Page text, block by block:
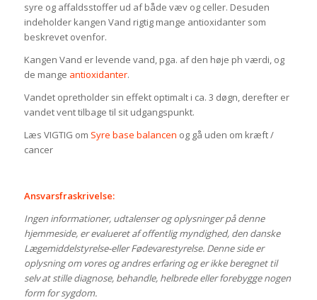
syre og affaldsstoffer ud af både væv og celler. Desuden
indeholder kangen Vand rigtig mange antioxidanter som
beskrevet ovenfor.
Kangen Vand er levende vand, pga. af den høje ph værdi, og
de mange antioxidanter.
Vandet opretholder sin effekt optimalt i ca. 3 døgn, derefter er
vandet vent tilbage til sit udgangspunkt.
Læs VIGTIG om Syre base balancen og gå uden om kræft /
cancer
Ansvarsfraskrivelse:
Ingen informationer, udtalenser og oplysninger på denne
hjemmeside, er evalueret af offentlig myndighed, den danske
Lægemiddelstyrelse-eller Fødevarestyrelse. Denne side er
oplysning om vores og andres erfaring og er ikke beregnet til
selv at stille diagnose, behandle, helbrede eller forebygge nogen
form for sygdom.